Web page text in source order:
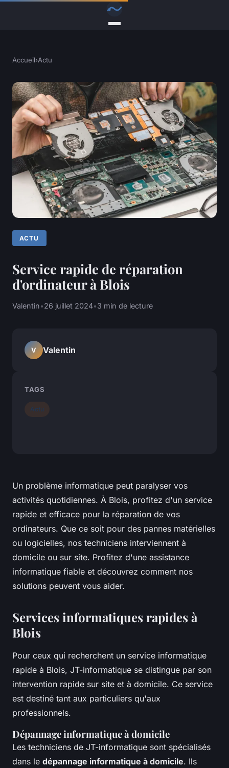
Accueil›Actu
ACTU
Service rapide de réparation
d'ordinateur à Blois
Valentin•26 juillet 2024•3 min de lecture
Un problème informatique peut paralyser vos
activités quotidiennes. À Blois, profitez d'un service
rapide et efficace pour la réparation de vos
ordinateurs. Que ce soit pour des pannes matérielles
ou logicielles, nos techniciens interviennent à
domicile ou sur site. Profitez d'une assistance
informatique fiable et découvrez comment nos
solutions peuvent vous aider.
Services informatiques rapides à
Blois
Pour ceux qui recherchent un service informatique
rapide à Blois, JT-informatique se distingue par son
intervention rapide sur site et à domicile. Ce service
est destiné tant aux particuliers qu'aux
professionnels.
Dépannage informatique à domicile
Les techniciens de JT-informatique sont spécialisés
dans le dépannage informatique à domicile. Ils
V Valentin
TAGS
Actu